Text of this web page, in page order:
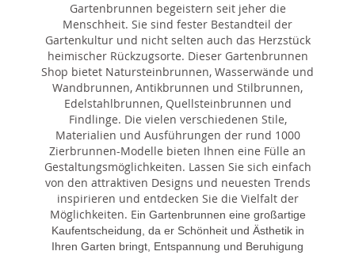
Gartenbrunnen begeistern seit jeher die
Menschheit. Sie sind fester Bestandteil der
Gartenkultur und nicht selten auch das Herzstück
heimischer Rückzugsorte. Dieser Gartenbrunnen
Shop bietet Natursteinbrunnen, Wasserwände und
Wandbrunnen, Antikbrunnen und Stilbrunnen,
Edelstahlbrunnen, Quellsteinbrunnen und
Findlinge. Die vielen verschiedenen Stile,
Materialien und Ausführungen der rund 1000
Zierbrunnen-Modelle bieten Ihnen eine Fülle an
Gestaltungsmöglichkeiten. Lassen Sie sich einfach
von den attraktiven Designs und neuesten Trends
inspirieren und entdecken Sie die Vielfalt der
Möglichkeiten. Ein Gartenbrunnen eine großartige
Kaufentscheidung, da er Schönheit und Ästhetik in
Ihren Garten bringt, Entspannung und Beruhigung